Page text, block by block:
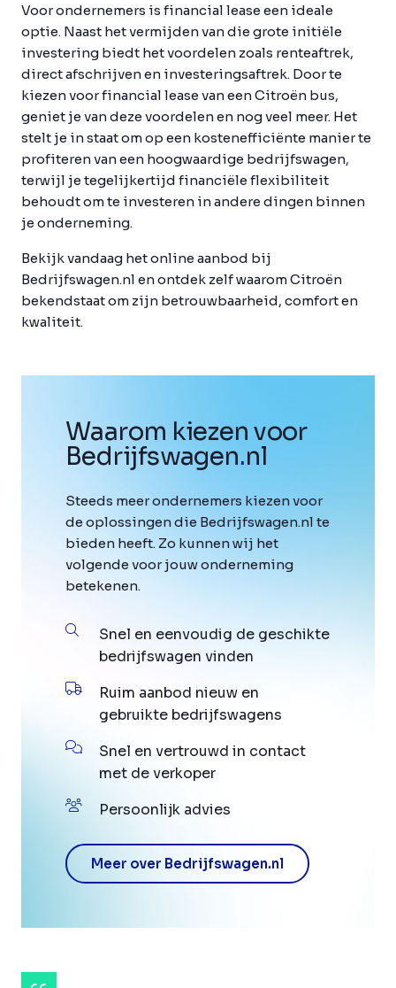
Voor ondernemers is financial lease een ideale
optie. Naast het vermijden van die grote initiële
investering biedt het voordelen zoals renteaftrek,
direct afschrijven en investeringsaftrek. Door te
kiezen voor financial lease van een Citroën bus,
geniet je van deze voordelen en nog veel meer. Het
stelt je in staat om op een kostenefficiënte manier te
profiteren van een hoogwaardige bedrijfswagen,
terwijl je tegelijkertijd financiële flexibiliteit
behoudt om te investeren in andere dingen binnen
je onderneming.
Bekijk vandaag het online aanbod bij
Bedrijfswagen.nl en ontdek zelf waarom Citroën
bekendstaat om zijn betrouwbaarheid, comfort en
kwaliteit.
Waarom kiezen voor
Bedrijfswagen.nl
Steeds meer ondernemers kiezen voor
de oplossingen die Bedrijfswagen.nl te
bieden heeft. Zo kunnen wij het
volgende voor jouw onderneming
betekenen.
Snel en eenvoudig de geschikte
bedrijfswagen vinden
Ruim aanbod nieuw en
gebruikte bedrijfswagens
Snel en vertrouwd in contact
met de verkoper
Persoonlijk advies
Meer over Bedrijfswagen.nl